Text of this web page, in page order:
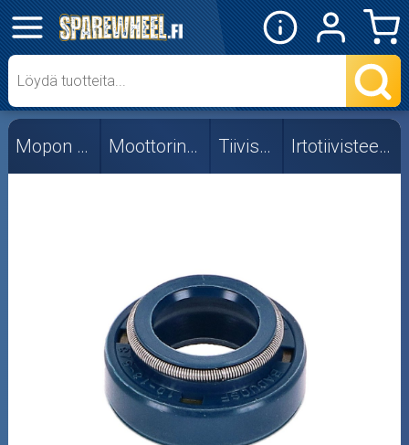
✕
Mopon osat
Skootterin osat
Crossipyörän osat
Moottorikelkan osat
Mopoauton osat
Mönkijän osat
Puutarha ja metsä
Mopon osat Moottorin osat Tiivisteet Irtotiivisteet, öljy